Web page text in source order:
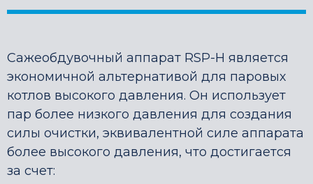
Сажеобдувочный аппарат RSP-H является
экономичной альтернативой для паровых
котлов высокого давления. Он использует
пар более низкого давления для создания
силы очистки, эквивалентной силе аппарата
более высокого давления, что достигается
за счет: